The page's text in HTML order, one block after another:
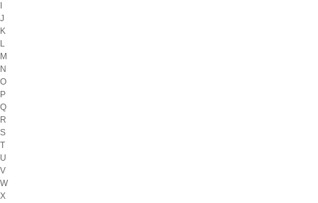
J
K
L
M
N
O
P
Q
R
S
T
U
V
W
X